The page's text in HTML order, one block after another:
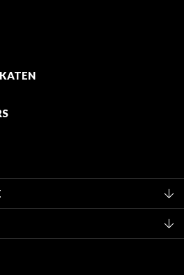
accommodaties